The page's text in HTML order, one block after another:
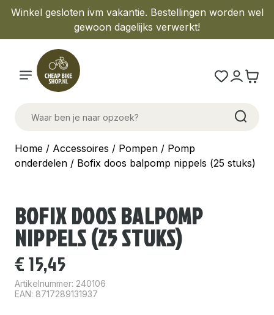
Winkel gesloten ivm vakantie. Bestellingen worden wel
gewoon dagelijks verwerkt!
Home / Accessoires / Pompen / Pomp
onderdelen / Bofix doos balpomp nippels (25 stuks)
BOFIX DOOS BALPOMP
NIPPELS (25 STUKS)
€15,45
Artikelnummer: 240106
EAN: 8717289131937